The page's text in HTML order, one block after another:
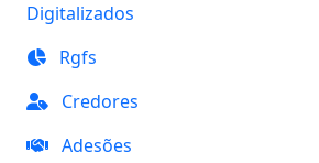
Digitalizados
Rgfs
Credores
Adesões